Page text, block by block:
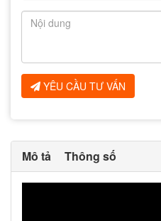
YÊU CẦU TƯ VẤN
Mô tả Thông số